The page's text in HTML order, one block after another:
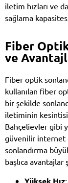
iletim hızları ve
sağlama
Fiber
ve
Fiber optik
kullanılan fiber
bir şekilde
iletiminin
Bahçelievler gibi
güvenilir internet
sonlandırma
başlıca avantajlar
Yüksek Hız